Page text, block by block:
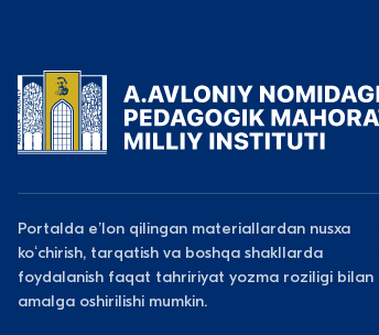
Portalda eʼlon qilingan materiallardan nusxa
koʻchirish, tarqatish va boshqa shakllarda
foydalanish faqat tahririyat yozma roziligi bilan
amalga oshirilishi mumkin.